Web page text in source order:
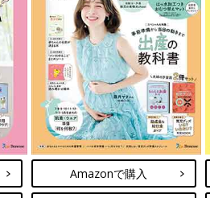
Amazonで購入